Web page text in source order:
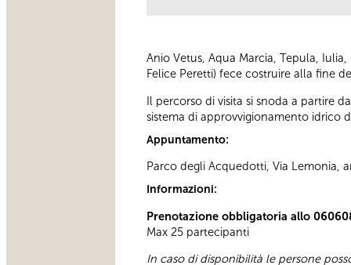
Anio Vetus, Aqua Marcia, Tepula,
Felice Peretti) fece costruire alla fine
Il percorso di visita si snoda a partire
sistema di approvvigionamento idrico
Appuntamento:
Parco degli Acquedotti, Via Lemonia,
Informazioni:
Prenotazione obbligatoria allo
Max 25 partecipanti
In caso di disponibilità le persone